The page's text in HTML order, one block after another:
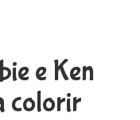
e Ken
colorir